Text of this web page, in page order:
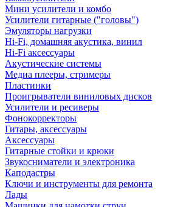
Мини усилители и комбо
Усилители гитарные ("головы")
Эмуляторы нагрузки
Hi-Fi, домашняя акустика, винил
Hi-Fi аксессуары
Акустические системы
Медиа плееры, стримеры
Пластинки
Проигрыватели виниловых дисков
Усилители и ресиверы
Фонокорректоры
Гитары, аксессуары
Аксессуары
Гитарные стойки и крюки
Звукосниматели и электроника
Каподастры
Ключи и инструменты для ремонта
Лады